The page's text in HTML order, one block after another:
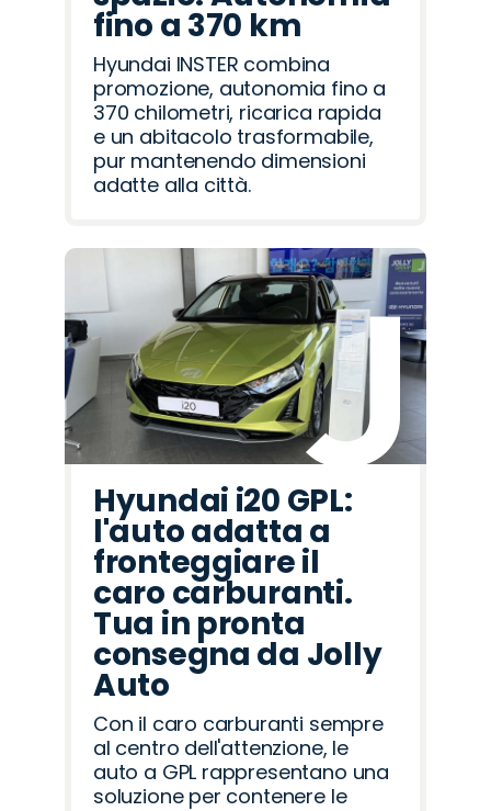
fino a 370 km
Hyundai INSTER combina
promozione, autonomia fino a
370 chilometri, ricarica rapida
e un abitacolo trasformabile,
pur mantenendo dimensioni
adatte alla città.
Hyundai i20 GPL:
l'auto adatta a
fronteggiare il
caro carburanti.
Tua in pronta
consegna da Jolly
Auto
Con il caro carburanti sempre
al centro dell'attenzione, le
auto a GPL rappresentano una
soluzione per contenere le